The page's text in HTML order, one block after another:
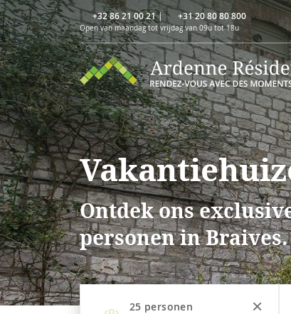
+32 86 21 00 21| +31 20 80 80 800
Open van maandag tot vrijdag van 09u tot 18u
Ontdek ons
personen in Braives.
25 personen